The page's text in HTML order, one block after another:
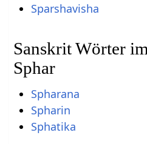
Sparshavisha
Sanskrit Wörter
Sphar
Spharana
Spharin
Sphatika